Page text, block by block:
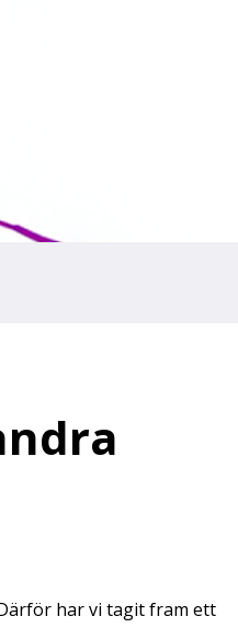
har vi tagit fram ett